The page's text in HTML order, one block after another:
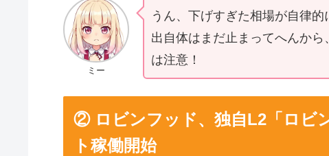
ミー
うん、下げすぎた相場が自律
出自体はまだ止まってへんか
は注意！
② ロビンフッド、独自L2「ロビ
ト稼働開始